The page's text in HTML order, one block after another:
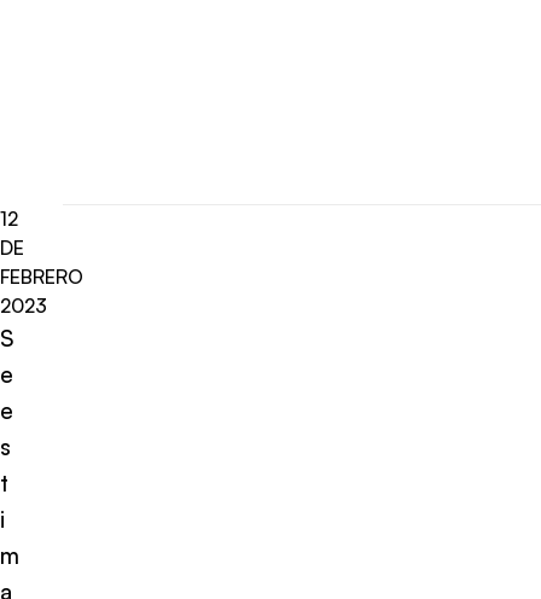
12
DE
FEBRERO
2023
S
e
e
s
t
i
m
a